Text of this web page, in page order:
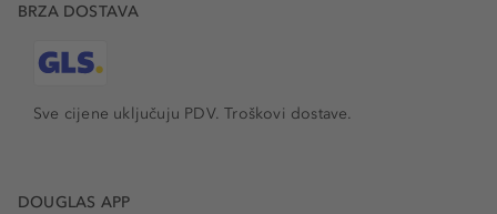
BRZA DOSTAVA
Sve cijene uključuju PDV.Troškovi dostave.
DOUGLAS APP